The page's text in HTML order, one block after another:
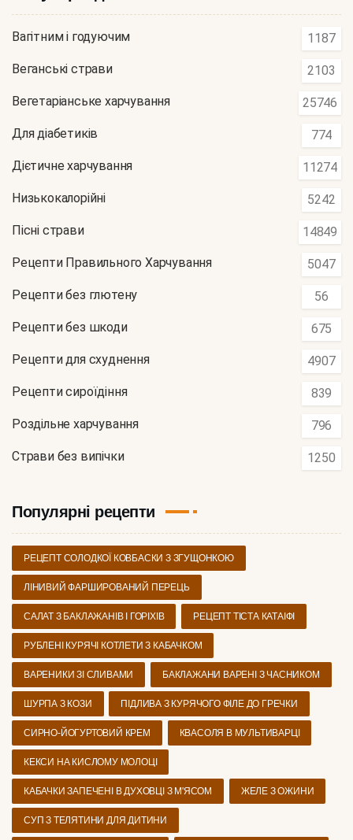
Вагітним і годуючим 1187
Веганські страви 2103
Вегетаріанське харчування 25746
Для діабетиків 774
Дієтичне харчування 11274
Низькокалорійні 5242
Пісні страви 14849
Рецепти Правильного Харчування 5047
Рецепти без глютену 56
Рецепти без шкоди 675
Рецепти для схуднення 4907
Рецепти сироїдіння 839
Роздільне харчування 796
Страви без випічки 1250
Популярні рецепти
РЕЦЕПТ СОЛОДКОЇ КОВБАСКИ З ЗГУЩОНКОЮ
ЛІНИВИЙ ФАРШИРОВАНИЙ ПЕРЕЦЬ
САЛАТ З БАКЛАЖАНІВ І ГОРІХІВ РЕЦЕПТ ТІСТА КАТАІФІ
РУБЛЕНІ КУРЯЧІ КОТЛЕТИ З КАБАЧКОМ
ВАРЕНИКИ ЗІ СЛИВАМИ БАКЛАЖАНИ ВАРЕНІ З ЧАСНИКОМ
ШУРПА З КОЗИ ПІДЛИВА З КУРЯЧОГО ФІЛЕ ДО ГРЕЧКИ
СИРНО-ЙОГУРТОВИЙ КРЕМ КВАСОЛЯ В МУЛЬТИВАРЦІ
КЕКСИ НА КИСЛОМУ МОЛОЦІ
КАБАЧКИ ЗАПЕЧЕНІ В ДУХОВЦІ З М'ЯСОМ ЖЕЛЕ З ОЖИНИ
СУП З ТЕЛЯТИНИ ДЛЯ ДИТИНИ